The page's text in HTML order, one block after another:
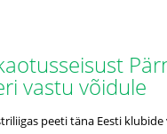
vastu võidule
peeti täna Eesti